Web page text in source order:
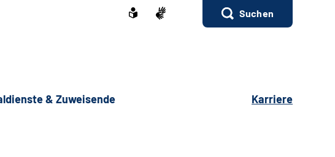
Suchen
& Zuweisende Karriere